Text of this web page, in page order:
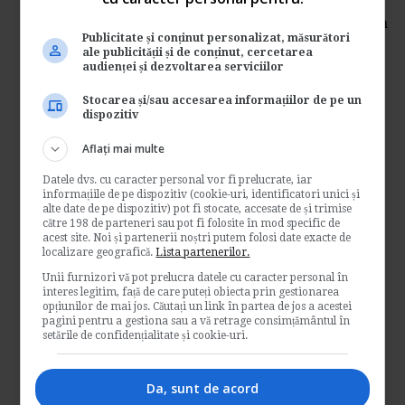
serviciul de acces date prin SMS. Mentionam
faptul ca...
Contabilitate si fiscalitate
→Citeste mai departe
Esentialul despre
inregistrarea in scopuri de
TVA in 2014, in mod corect
Dupa procedura anularii inregistrarii in
scopuri de TVA, se urmeaza o procedura
standard, dupa cum...
Contabilitate si fiscalitate
→Citeste mai departe
Modificari in Codul de
Publicitate și conținut personalizat, măsurători
ale publicității și de conținut, cercetarea
audienței și dezvoltarea serviciilor
Stocarea și/sau accesarea informațiilor de pe un
dispozitiv
Aflați mai multe
Datele dvs. cu caracter personal vor fi prelucrate, iar
informațiile de pe dispozitiv (cookie-uri, identificatori unici și
alte date de pe dispozitiv) pot fi stocate, accesate de și trimise
către 198 de parteneri sau pot fi folosite în mod specific de
acest site. Noi și partenerii noștri putem folosi date exacte de
localizare geografică.Lista partenerilor.
Unii furnizori vă pot prelucra datele cu caracter personal în
interes legitim, față de care puteți obiecta prin gestionarea
opțiunilor de mai jos. Căutați un link în partea de jos a acestei
pagini pentru a gestiona sau a vă retrage consimțământul în
setările de confidențialitate și cookie-uri.
Da, sunt de acord